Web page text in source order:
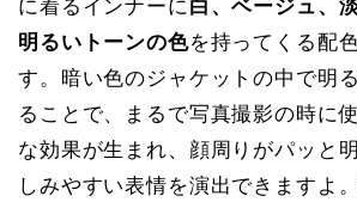
に着るインナーに 白、ベージュ、
明るいトーンの色を持ってくる配
す。暗い色のジャケットの中で明
ることで、まるで写真撮影の時に
な効果が生まれ、顔周りがパッと
しみやすい表情を演出できますよ